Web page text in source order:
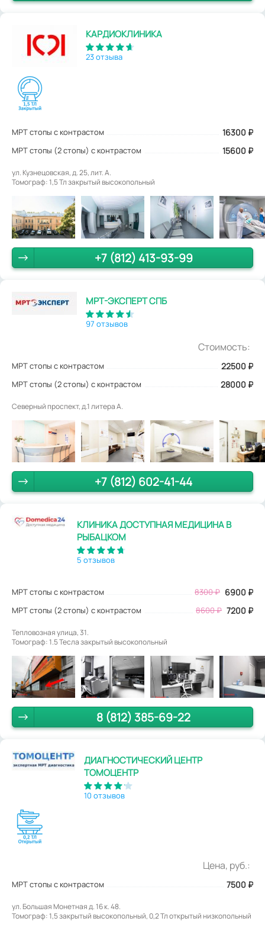
КАРДИОКЛИНИКА
23 отзыва
МРТ стопы с контрастом 16300 ₽
МРТ стопы (2 стопы) с контрастом 15600 ₽
ул. Кузнецовская, д. 25, лит. А.
Томограф: 1,5 Тл закрытый высокопольный
+7 (812) 413-93-99
МРТ-ЭКСПЕРТ СПБ
97 отзывов
Стоимость:
МРТ стопы с контрастом 22500 ₽
МРТ стопы (2 стопы) с контрастом 28000 ₽
Северный проспект, д.1 литера А.
+7 (812) 602-41-44
КЛИНИКА ДОСТУПНАЯ МЕДИЦИНА В
РЫБАЦКОМ
5 отзывов
МРТ стопы с контрастом 8300₽ 6900 ₽
МРТ стопы (2 стопы) с контрастом 8600 ₽ 7200 ₽
Тепловозная улица, 31.
Томограф: 1.5 Тесла закрытый высокопольный
8 (812) 385-69-22
ДИАГНОСТИЧЕСКИЙ ЦЕНТР
ТОМОЦЕНТР
10 отзывов
Цена, руб.:
МРТ стопы с контрастом 7500 ₽
ул. Большая Монетная д. 16 к. 48.
Томограф: 1,5 закрытый высокопольный, 0,2 Тл открытый низкопольный